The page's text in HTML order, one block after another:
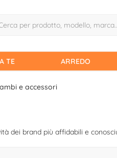
TE ARREDO
e accessori
dei brand più affidabili e